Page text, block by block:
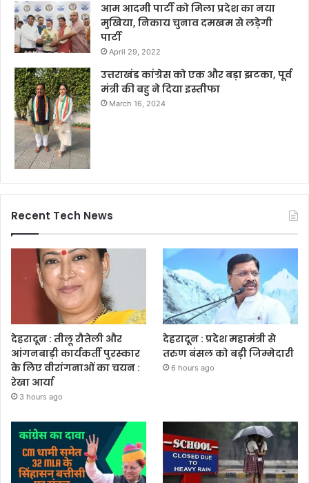
आम आदमी पार्टी को मिला प्रदेश का नया
मुखिया, निकाय चुनाव दमखम से लड़ेगी
पार्टी
April 29, 2022
उत्तराखंड कांग्रेस को एक और बड़ा झटका, पूर्व
मंत्री की बहु ने दिया इस्तीफा
March 16, 2024
Recent Tech News
देहरादून : तीलू रौतेली और
आंगनबाड़ी कार्यकर्ती पुरस्कार
के लिए वीरांगनाओं का चयन :
रेखा आर्या
3 hours ago
देहरादून : प्रदेश महामंत्री से
तरुण बंसल को बड़ी जिम्मेदारी
6 hours ago